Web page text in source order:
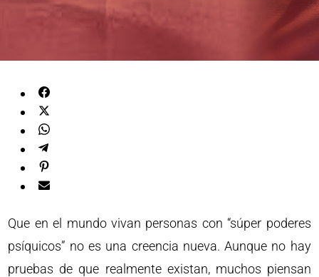
Que en el mundo vivan personas con “súper poderes
psíquicos” no es una creencia nueva. Aunque no hay
pruebas de que realmente existan, muchos piensan